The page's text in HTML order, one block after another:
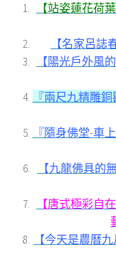
【站姿蓮花荷
【名家呂
【陽光戶外風
『兩尺九精雕
『隨身佛堂-車
【九龍佛具的
【唐式極彩自
【今天是農曆